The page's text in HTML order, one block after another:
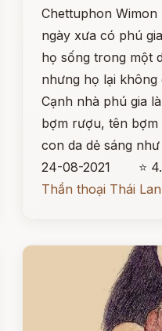
Chettuphon Wimon
ngày xưa có phú
họ sống trong một
nhưng họ lại không
Cạnh nhà phú gia
bợm rượu, tên bợm
con da dẻ sáng như
24-08-2021
⭐
Thần thoại Thái Lan